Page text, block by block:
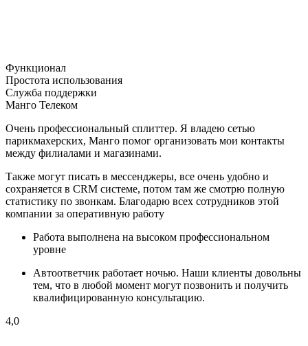
Функционал
Простота использования
Служба поддержки
Манго Телеком
Очень профессиональный сплиттер. Я владею сетью
парикмахерских, Манго помог организовать мои контакты
между филиалами и магазинами.
Также могут писать в мессенджеры, все очень удобно и
сохраняется в CRM системе, потом там же смотрю полную
статистику по звонкам. Благодарю всех сотрудников этой
компании за оперативную работу
Работа выполнена на высоком профессиональном
уровне
Автоответчик работает ночью. Наши клиенты довольны
тем, что в любой момент могут позвонить и получить
квалифицированную консультацию.
4,0